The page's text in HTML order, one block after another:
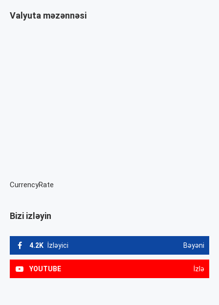
Valyuta məzənnəsi
CurrencyRate
Bizi izləyin
4.2K İzləyici Bəyəni
YOUTUBE İzlə